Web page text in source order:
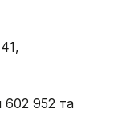
952 та